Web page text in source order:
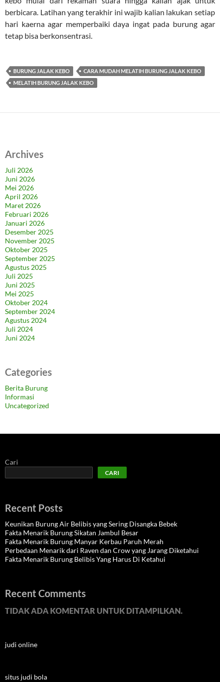
berbicara. Latihan yang terakhir ini wajib kalian lakukan setiap
hari kaerna agar memperbaiki daya ingat pada burung agar
tetap bisa berkonsentrasi.
BURUNG JALAK KEBO
CARA MUDAH MELATIH BURUNG JALAK KEBO
MELATIH BURUNG JALAK KEBO
Archives
Juli 2026
Juni 2026
Mei 2026
April 2026
Maret 2026
Februari 2026
Januari 2026
Desember 2025
November 2025
Oktober 2025
September 2025
Agustus 2025
Juli 2025
Juni 2025
Mei 2025
Oktober 2024
September 2024
Agustus 2024
Juli 2024
Juni 2024
Categories
Berita Burung
Informasi
Uncategorized
Cari
CARI
Recent Posts
Keunikan Burung Air Belibis yang Sering Disangka Bebek
Fakta Menarik Burung Sikatan Jambul Besar
Fakta Menarik Burung Manyar Kerbau Paruh Merah
Perbedaan Menarik dari Raven dan Crow yang Jarang Diketahui
Fakta Menarik Burung Belibis Yang Harus Di Ketahui
Recent Comments
TIDAK ADA KOMENTAR UNTUK DITAMPILKAN.
judi online
situs judi bola